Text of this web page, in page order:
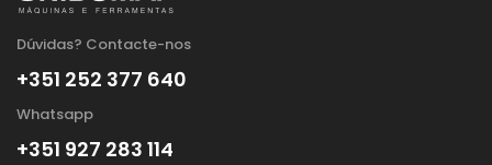
Dúvidas? Contacte-nos
+351 252 377 640
Whatsapp
+351 927 283 114